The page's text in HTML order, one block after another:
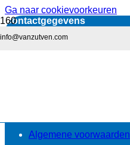
Ga naar cookievoorkeuren
info@vanzutven.com
Contactgegevens
Van Zutven Group
Algemene voorwaarden